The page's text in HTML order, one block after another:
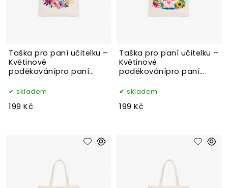
Taška pro paní učitelku –
Květinové
poděkovánípro paní
učitelka
skladem
199 Kč
Taška pro paní učitelku –
Květinové
poděkovánípro paní
učitelka
skladem
199 Kč